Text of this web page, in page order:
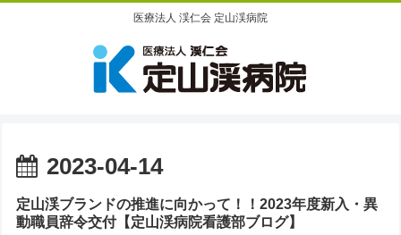
医療法人 渓仁会 定山渓病院
2023-04-14
定山渓ブランドの推進に向かって！！2023年度新入・異
動職員辞令交付【定山渓病院看護部ブログ】